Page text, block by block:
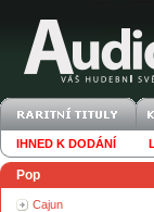
IHNED K DODÁNÍ
Pop
Cajun